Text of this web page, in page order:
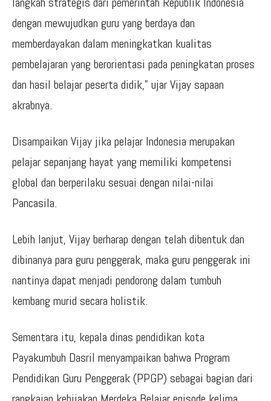
dengan mewujudkan guru yang berdaya dan
memberdayakan dalam meningkatkan kualitas
pembelajaran yang berorientasi pada peningkatan proses
dan hasil belajar peserta didik,” ujar Vijay sapaan
akrabnya.
Disampaikan Vijay jika pelajar Indonesia merupakan
pelajar sepanjang hayat yang memiliki kompetensi
global dan berperilaku sesuai dengan nilai-nilai
Pancasila.
Lebih lanjut, Vijay berharap dengan telah dibentuk dan
dibinanya para guru penggerak, maka guru penggerak ini
nantinya dapat menjadi pendorong dalam tumbuh
kembang murid secara holistik.
Sementara itu, kepala dinas pendidikan kota
Payakumbuh Dasril menyampaikan bahwa Program
Pendidikan Guru Penggerak (PPGP) sebagai bagian dari